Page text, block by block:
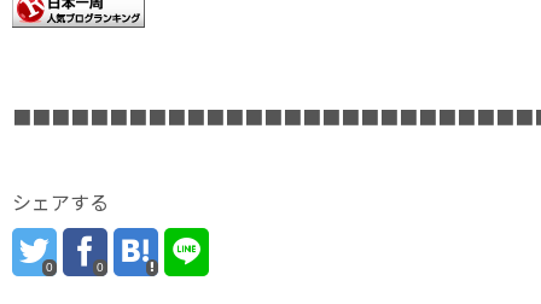
シェアする
0 0